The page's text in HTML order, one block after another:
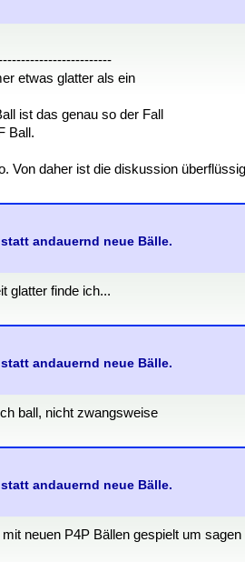
etwas glatter als ein
ist das genau so der Fall
Ball.
Von daher ist die diskussion überflüssig
andauernd neue Bälle.
glatter finde ich...
andauernd neue Bälle.
ball, nicht zwangsweise
andauernd neue Bälle.
mit neuen P4P Bällen gespielt um